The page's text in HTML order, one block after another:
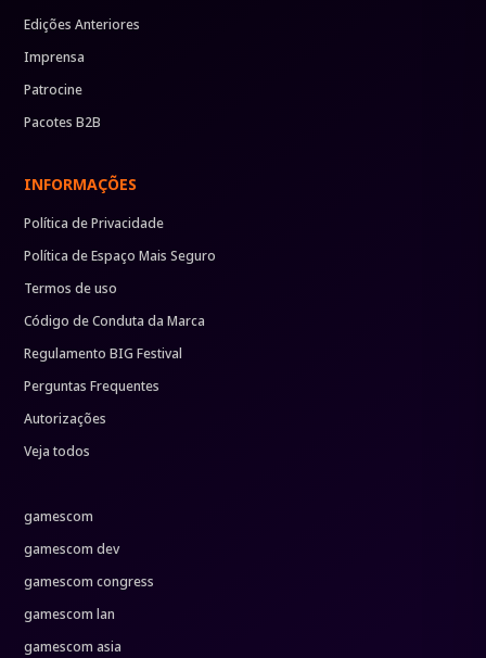
Edições Anteriores
Imprensa
Patrocine
Pacotes B2B
INFORMAÇÕES
Política de Privacidade
Política de Espaço Mais Seguro
Termos de uso
Código de Conduta da Marca
Regulamento BIG Festival
Perguntas Frequentes
Autorizações
Veja todos
gamescom
gamescom dev
gamescom congress
gamescom lan
gamescom asia